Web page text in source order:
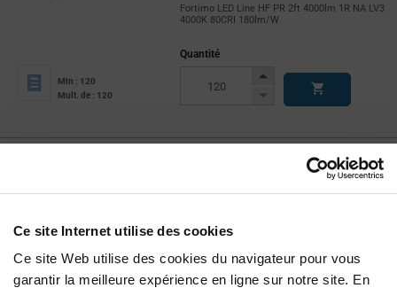
Ce site Internet utilise des cookies
Ce site Web utilise des cookies du navigateur pour vous
garantir la meilleure expérience en ligne sur notre site. En
Fortimo LED Line HF PR 2ft 4000lm 1R NA LV3
4000K 80CRI 180lm/W
Min : 120
Mult. de : 120
Quantité
Increase
Decrease
À partir de : $14.69 (USD)
Fortimo Edge LV2 21.5in 8600lm 4000K 80CRI
Quantité